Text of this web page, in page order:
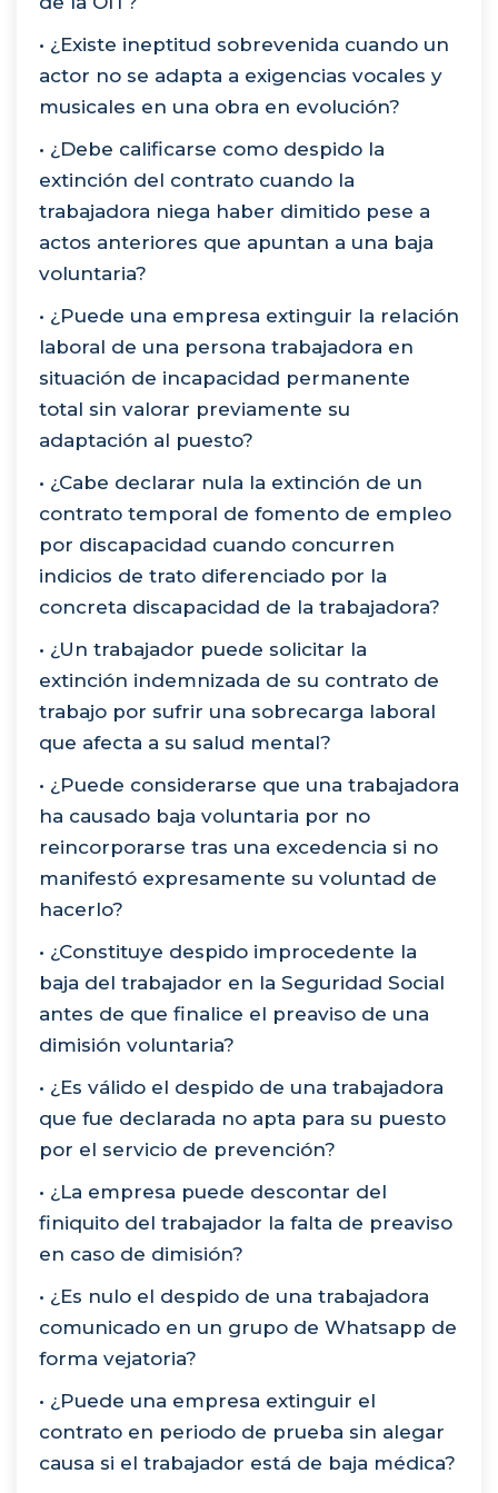
• ¿Existe ineptitud sobrevenida cuando un
actor no se adapta a exigencias vocales y
musicales en una obra en evolución?
• ¿Debe calificarse como despido la
extinción del contrato cuando la
trabajadora niega haber dimitido pese a
actos anteriores que apuntan a una baja
voluntaria?
• ¿Puede una empresa extinguir la relación
laboral de una persona trabajadora en
situación de incapacidad permanente
total sin valorar previamente su
adaptación al puesto?
• ¿Cabe declarar nula la extinción de un
contrato temporal de fomento de empleo
por discapacidad cuando concurren
indicios de trato diferenciado por la
concreta discapacidad de la trabajadora?
• ¿Un trabajador puede solicitar la
extinción indemnizada de su contrato de
trabajo por sufrir una sobrecarga laboral
que afecta a su salud mental?
• ¿Puede considerarse que una trabajadora
ha causado baja voluntaria por no
reincorporarse tras una excedencia si no
manifestó expresamente su voluntad de
hacerlo?
• ¿Constituye despido improcedente la
baja del trabajador en la Seguridad Social
antes de que finalice el preaviso de una
dimisión voluntaria?
• ¿Es válido el despido de una trabajadora
que fue declarada no apta para su puesto
por el servicio de prevención?
• ¿La empresa puede descontar del
finiquito del trabajador la falta de preaviso
en caso de dimisión?
• ¿Es nulo el despido de una trabajadora
comunicado en un grupo de Whatsapp de
forma vejatoria?
• ¿Puede una empresa extinguir el
contrato en periodo de prueba sin alegar
causa si el trabajador está de baja médica?